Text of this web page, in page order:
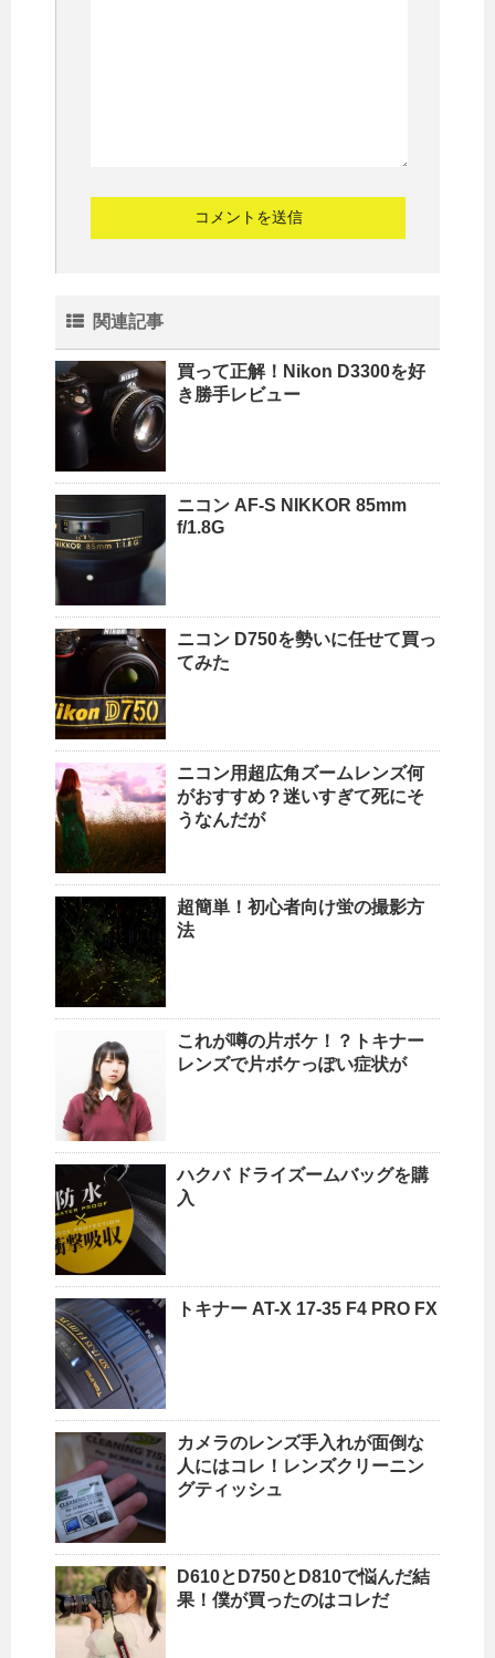
関連記事
買って正解！Nikon D3300を好
き勝手レビュー
ニコン AF-S NIKKOR 85mm
f/1.8G
ニコン D750を勢いに任せて買っ
てみた
ニコン用超広角ズームレンズ何
がおすすめ？迷いすぎて死にそ
うなんだが
超簡単！初心者向け蛍の撮影方
法
これが噂の片ボケ！？トキナー
レンズで片ボケっぽい症状が
ハクバ ドライズームバッグを購
入
トキナー AT-X 17-35 F4 PRO FX
カメラのレンズ手入れが面倒な
人にはコレ！レンズクリーニン
グティッシュ
D610とD750とD810で悩んだ結
果！僕が買ったのはコレだ